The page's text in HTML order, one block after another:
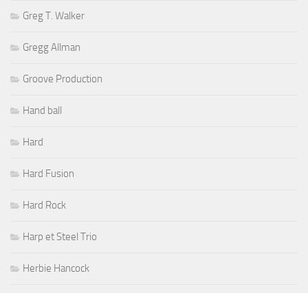
Greg T. Walker
Gregg Allman
Groove Production
Hand ball
Hard
Hard Fusion
Hard Rock
Harp et Steel Trio
Herbie Hancock